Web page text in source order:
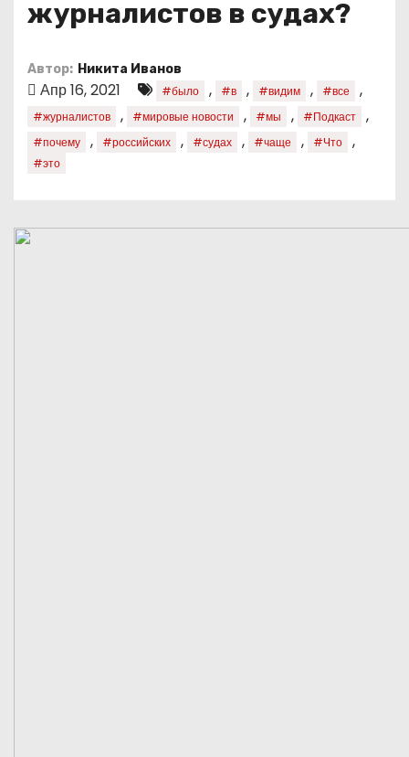
журналистов в судах?
Автор: Никита Иванов
Апр 16, 2021 #было , #в , #видим , #все ,
#журналистов , #мировые новости , #мы , #Подкаст ,
#почему , #российских , #судах , #чаще , #Что ,
#это